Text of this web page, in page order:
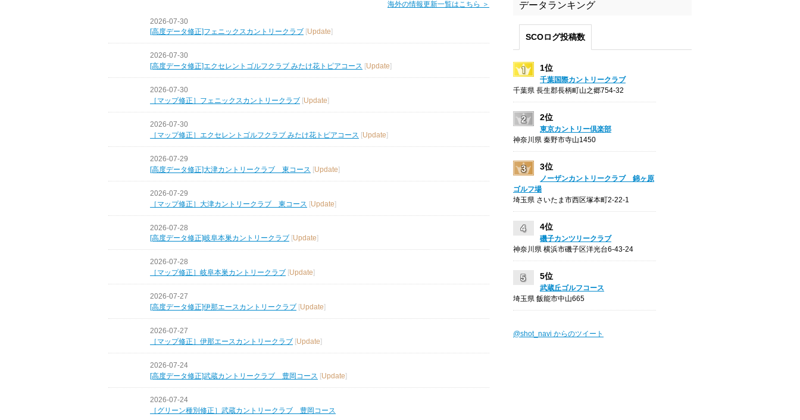
海外の情報更新一覧はこちら ＞
2026-07-30
[高度データ修正]フェニックスカントリークラブ [Update]
2026-07-30
[高度データ修正]エクセレントゴルフクラブ みたけ花トピアコース [Update]
2026-07-30
［マップ修正］フェニックスカントリークラブ [Update]
2026-07-30
［マップ修正］エクセレントゴルフクラブ みたけ花トピアコース [Update]
2026-07-29
[高度データ修正]大津カントリークラブ 東コース [Update]
2026-07-29
［マップ修正］大津カントリークラブ 東コース [Update]
2026-07-28
[高度データ修正]岐阜本巣カントリークラブ [Update]
2026-07-28
［マップ修正］岐阜本巣カントリークラブ [Update]
2026-07-27
[高度データ修正]伊那エースカントリークラブ [Update]
2026-07-27
［マップ修正］伊那エースカントリークラブ [Update]
2026-07-24
[高度データ修正]武蔵カントリークラブ 豊岡コース [Update]
2026-07-24
［グリーン種別修正］武蔵カントリークラブ 豊岡コース
データランキング
SCOログ投稿数
1位
千葉国際カントリークラブ
千葉県 長生郡長柄町山之郷754-32
2位
東京カントリー倶楽部
神奈川県 秦野市寺山1450
3位
ノーザンカントリークラブ 錦ヶ原
ゴルフ場
埼玉県 さいたま市西区塚本町2-22-1
4位
磯子カンツリークラブ
神奈川県 横浜市磯子区洋光台6-43-24
5位
武蔵丘ゴルフコース
埼玉県 飯能市中山665
@shot_navi からのツイート